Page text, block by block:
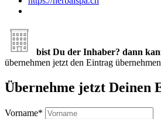
bist Du der Inhaber? dann
übernehmen jetzt den Eintrag übernehmen
Übernehme jetzt Deinen
Vorname*